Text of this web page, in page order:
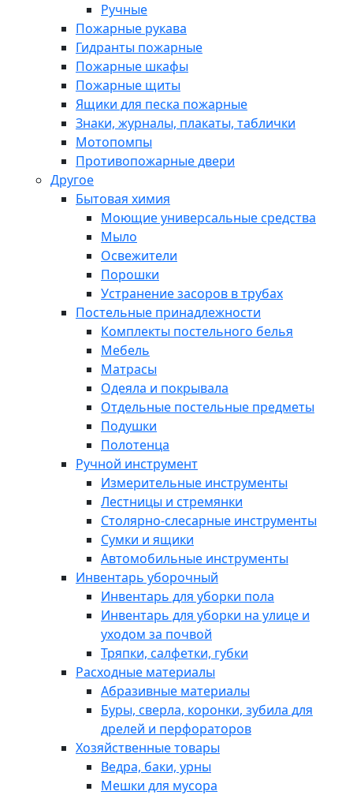
Ручные
Пожарные рукава
Гидранты пожарные
Пожарные шкафы
Пожарные щиты
Ящики для песка пожарные
Знаки, журналы, плакаты, таблички
Мотопомпы
Противопожарные двери
Другое
Бытовая химия
Моющие универсальные средства
Мыло
Освежители
Порошки
Устранение засоров в трубах
Постельные принадлежности
Комплекты постельного белья
Мебель
Матрасы
Одеяла и покрывала
Отдельные постельные предметы
Подушки
Полотенца
Ручной инструмент
Измерительные инструменты
Лестницы и стремянки
Столярно-слесарные инструменты
Сумки и ящики
Автомобильные инструменты
Инвентарь уборочный
Инвентарь для уборки пола
Инвентарь для уборки на улице и
уходом за почвой
Тряпки, салфетки, губки
Расходные материалы
Абразивные материалы
Буры, сверла, коронки, зубила для
дрелей и перфораторов
Хозяйственные товары
Ведра, баки, урны
Мешки для мусора